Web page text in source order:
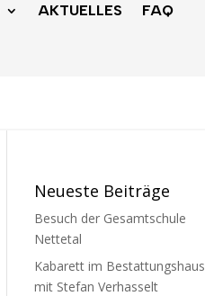
AKTUELLES
FAQ
Neueste Beiträge
Besuch der Gesamtschule
Nettetal
Kabarett im Bestattungshaus
mit Stefan Verhasselt